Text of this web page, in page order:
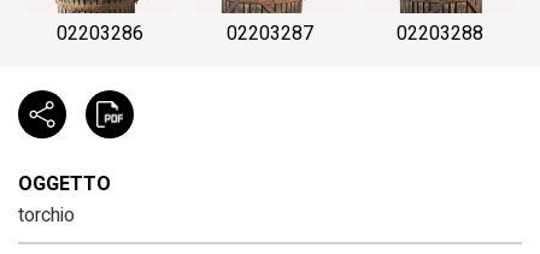
02203286 02203287 02203288
OGGETTO
torchio